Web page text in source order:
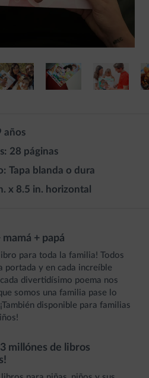
años
28 páginas
Tapa blanda o dura
x 8.5 in. horizontal
mamá + papá
para toda la familia! Todos
portada y en cada increíble
cada divertidísimo poema nos
somos una familia pase lo
disponible para familias
3 millónes de libros